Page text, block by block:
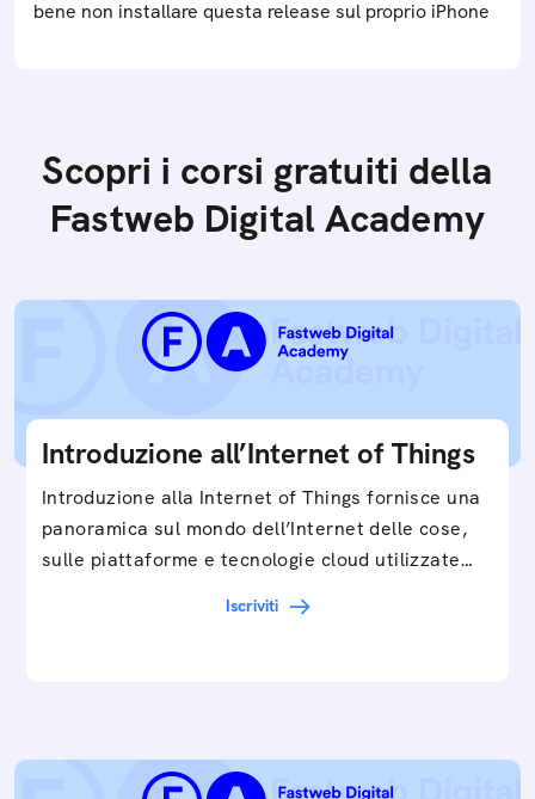
bene non installare questa release sul proprio iPhone
Scopri i corsi gratuiti della
Fastweb Digital Academy
Introduzione all’Internet of Things
Introduzione alla Internet of Things fornisce una
panoramica sul mondo dell’Internet delle cose,
sulle piattaforme e tecnologie cloud utilizzate
Iscriviti